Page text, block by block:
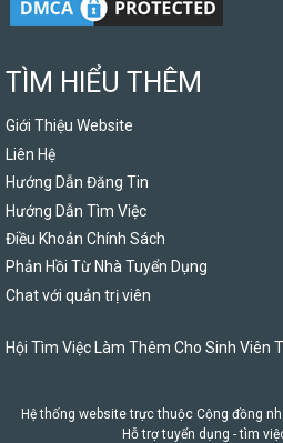
TÌM HIỂU THÊM
Giới Thiệu Website
Liên Hệ
Hướng Dẫn Đăng Tin
Hướng Dẫn Tìm Việc
Điều Khoản Chính Sách
Phản Hồi Từ Nhà Tuyển Dụng
Chat với quản trị viên
Hội Tìm Việc Làm Thêm Cho Sinh Viên
Hệ thống website trực thuộc Cộng đồng
Hỗ trợ tuyển dụng - tìm